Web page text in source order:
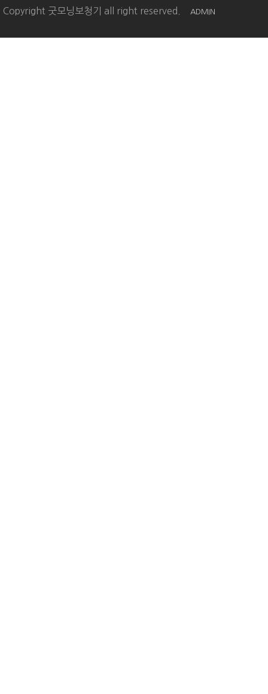
Copyright 굿모닝보청기 all right reserved. ADMIN